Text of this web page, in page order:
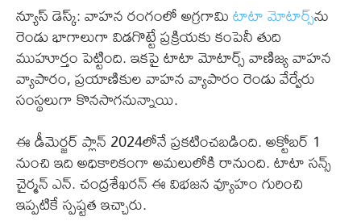
న్యూస్ డెస్క్: వాహన రంగంలో అగ్రగామిటాటా మోటార్స్‌ను
రెండు భాగాలుగా విడగొట్టే ప్రక్రియకు కంపెనీ తుది
ముహూర్తం పెట్టింది. ఇకపై టాటా మోటార్స్ వాణిజ్య వాహన
వ్యాపారం, ప్రయాణికుల వాహన వ్యాపారం రెండు వేర్వేరు
సంస్థలుగా కొనసాగనున్నాయి.
ఈ డీమెర్జర్ ప్లాన్ 2024లోనే ప్రకటించబడింది. అక్టోబర్ 1
నుంచి ఇది అధికారికంగా అమలులోకి రానుంది. టాటా సన్స్
చైర్మన్ ఎన్. చంద్రశేఖరన్ ఈ విభజన వ్యూహం గురించి
ఇప్పటికే స్పష్టత ఇచ్చారు.